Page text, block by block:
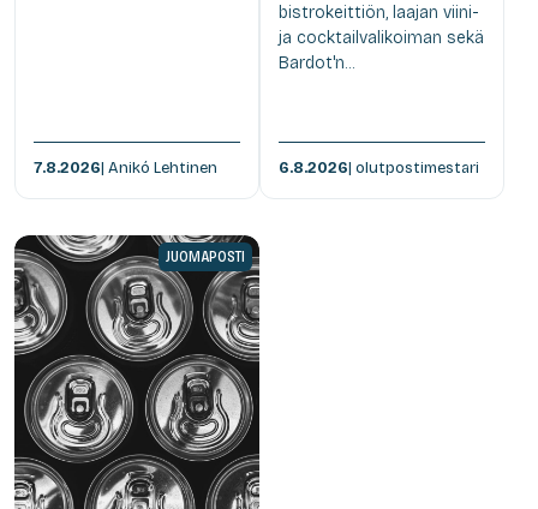
7.8.2026| Anikó Lehtinen
bistrokeittiön, laajan viini-
ja cocktailvalikoiman sekä
Bardot'n...
6.8.2026| olutpostimestari
JUOMAPOSTI